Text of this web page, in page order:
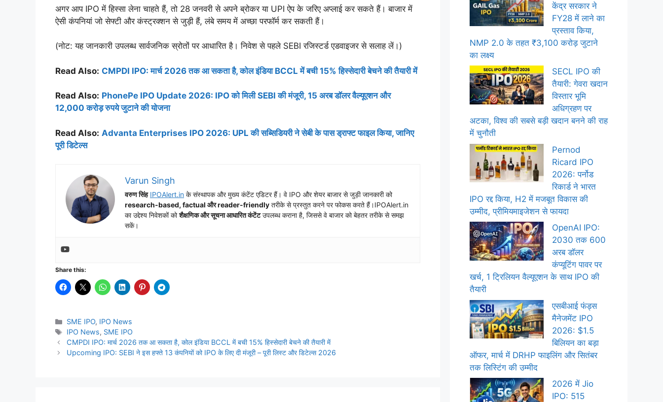
अगर आप IPO में हिस्सा लेना चाहते हैं, तो 28 जनवरी से अपने ब्रोकर या UPI ऐप के जरिए अप्लाई कर सकते हैं। बाजार में
ऐसी कंपनियां जो सेफ्टी और कंस्ट्रक्शन से जुड़ी हैं, लंबे समय में अच्छा परफॉर्म कर सकती हैं।
(नोट: यह जानकारी उपलब्ध सार्वजनिक स्रोतों पर आधारित है। निवेश से पहले SEBI रजिस्टर्ड एडवाइजर से सलाह लें।)
Read Also: CMPDI IPO: मार्च 2026 तक आ सकता है, कोल इंडिया BCCL में बची 15% हिस्सेदारी बेचने की तैयारी में
Read Also: PhonePe IPO Update 2026: IPO को मिली SEBI की मंजूरी, 15 अरब डॉलर वैल्यूएशन और
12,000 करोड़ रुपये जुटाने की योजना
Read Also: Advanta Enterprises IPO 2026: UPL की सब्सिडियरी ने सेबी के पास ड्राफ्ट फाइल किया, जानिए
पूरी डिटेल्स
Varun Singh
वरुण सिंह IPOAlert.in के संस्थापक और मुख्य कंटेंट एडिटर हैं। वे IPO और शेयर बाजार से जुड़ी जानकारी को
research-based, factual और reader-friendly तरीके से प्रस्तुत करने पर फोकस करते हैं।IPOAlert.in
का उद्देश्य निवेशकों कोशैक्षणिक और सूचना आधारित कंटेंटउपलब्ध कराना है, जिससे वे बाजार को बेहतर तरीके से समझ
सकें।
Share this:
Categories
SME IPO, IPO News
Tags
IPO News, SME IPO
CMPDI IPO: मार्च 2026 तक आ सकता है, कोल इंडिया BCCL में बची 15% हिस्सेदारी बेचने की तैयारी में
Upcoming IPO: SEBI ने इस हफ्ते 13 कंपनियों को IPO के लिए दी मंजूरी – पूरी लिस्ट और डिटेल्स 2026
केंद्र सरकार ने
FY28 में लाने का
प्रस्ताव किया,
NMP 2.0 के तहत ₹3,100 करोड़ जुटाने
का लक्ष्य
SECL IPO की
तैयारी: गेवरा खदान
विस्तार भूमि
अधिग्रहण पर
अटका, विश्व की सबसे बड़ी खदान बनने की राह
में चुनौती
Pernod
Ricard IPO
2026: पर्नोड
रिकार्ड ने भारत
IPO रद्द किया, H2 में मजबूत विकास की
उम्मीद, प्रीमियमाइजेशन से फायदा
OpenAI IPO:
2030 तक 600
अरब डॉलर
कंप्यूटिंग पावर पर
खर्च, 1 ट्रिलियन वैल्यूएशन के साथ IPO की
तैयारी
एसबीआई फंड्स
मैनेजमेंट IPO
2026: $1.5
बिलियन का बड़ा
ऑफर, मार्च में DRHP फाइलिंग और सितंबर
तक लिस्टिंग की उम्मीद
2026 में Jio
IPO: 515